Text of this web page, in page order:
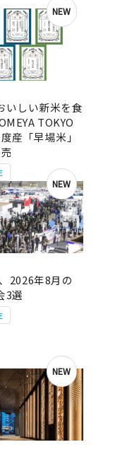
NEW
いしい新米を食
TOKYO
産「早場米」
NEW
2026年8月の
3選
NEW